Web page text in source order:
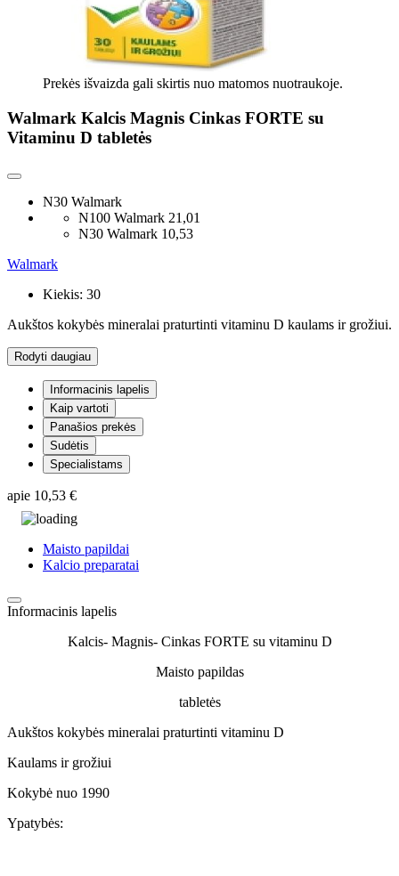
Prekės išvaizda gali skirtis nuo matomos nuotraukoje.
Walmark Kalcis Magnis Cinkas FORTE su
Vitaminu D tabletės
N30 Walmark
N100 Walmark 21,01
N30 Walmark 10,53
Walmark
Kiekis: 30
Aukštos kokybės mineralai praturtinti vitaminu D kaulams ir grožiui.
Rodyti daugiau
Informacinis lapelis
Kaip vartoti
Panašios prekės
Sudėtis
Specialistams
apie 10,53 €
Maisto papildai
Kalcio preparatai
Informacinis lapelis
Kalcis- Magnis- Cinkas FORTE su vitaminu D
Maisto papildas
tabletės
Aukštos kokybės mineralai praturtinti vitaminu D
Kaulams ir grožiui
Kokybė nuo 1990
Ypatybės: